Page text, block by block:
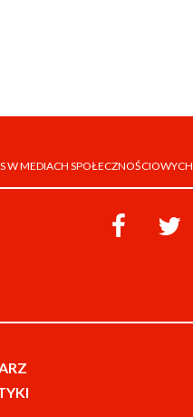
W MEDIACH SPOŁECZNOŚCIOWYCH